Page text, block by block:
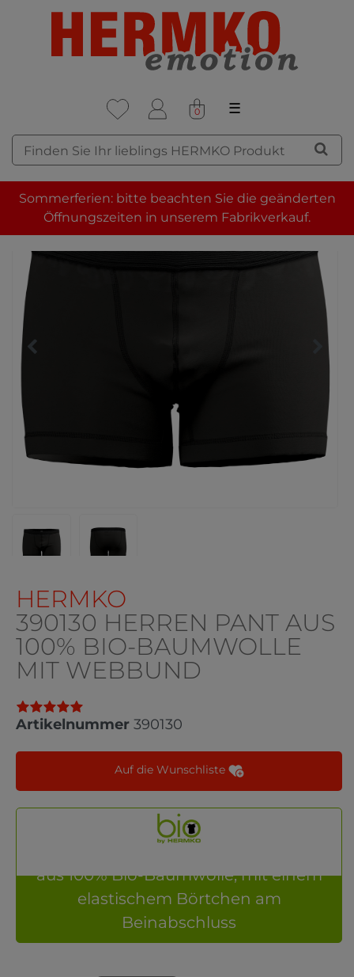
0 ☰
Sommerferien: bitte beachten Sie die geänderten
Öffnungszeiten in unserem Fabrikverkauf.
HERMKO
390130 HERREN PANT AUS
100% BIO-BAUMWOLLE
MIT WEBBUND
Artikelnummer 390130
Auf die Wunschliste
aus 100% Bio-Baumwolle, mit einem
elastischem Börtchen am
Beinabschluss